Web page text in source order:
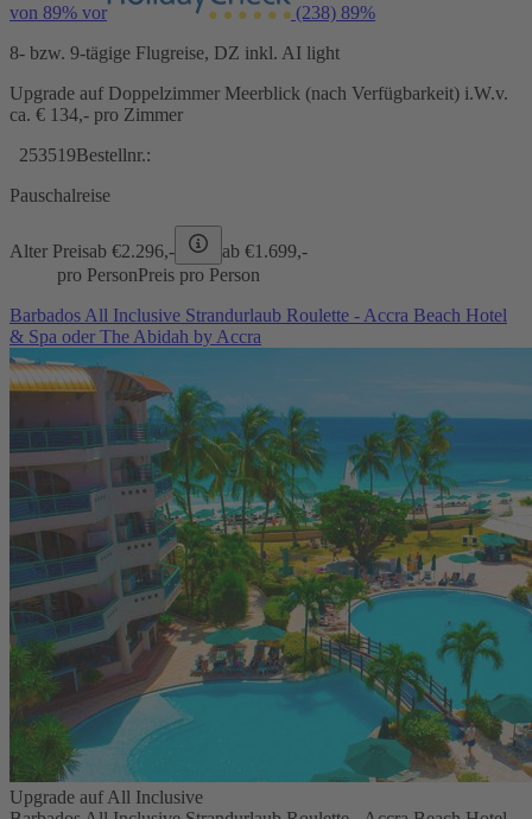
von 89% vor (238) 89%
8- bzw. 9-tägige Flugreise, DZ inkl. AI light
Upgrade auf Doppelzimmer Meerblick (nach Verfügbarkeit) i.W.v.
ca. € 134,- pro Zimmer
253519Bestellnr.:
Pauschalreise
Alter Preisab €2.296,- ab €1.699,-
pro PersonPreis pro Person
Barbados All Inclusive Strandurlaub Roulette - Accra Beach Hotel
& Spa oder The Abidah by Accra
Upgrade auf All Inclusive